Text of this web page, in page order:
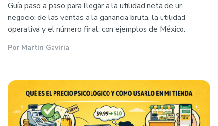
Guía paso a paso para llegar a la utilidad neta de un
negocio: de las ventas a la ganancia bruta, la utilidad
operativa y el número final, con ejemplos de México.
Por Martin Gaviria